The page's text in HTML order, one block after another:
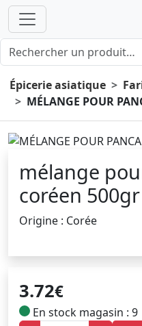
Épicerie asiatique
MÉLANGE POUR
mélange
coréen
Origine : Corée
3.72€
En stock magasin : 9